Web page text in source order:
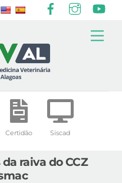
Certidão Siscad
raiva do CCZ